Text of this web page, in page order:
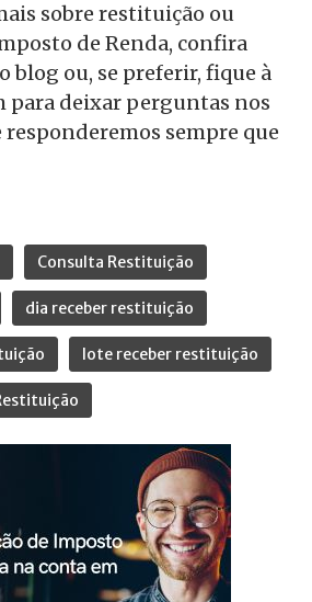
sobre restituição ou
de Renda, confira
blog ou, se preferir, fique à
para deixar perguntas nos
sempre que
Consulta Restituição
dia receber restituição
lote receber restituição